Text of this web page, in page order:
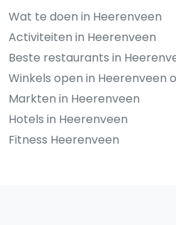
Wat te doen in Heerenveen
Activiteiten in Heerenveen
Beste restaurants in
Winkels open in Heerenveen
Markten in Heerenveen
Hotels in Heerenveen
Fitness Heerenveen